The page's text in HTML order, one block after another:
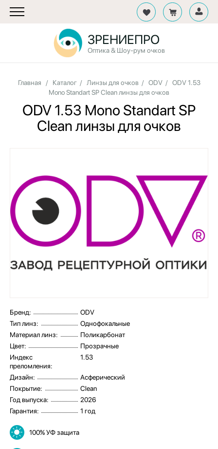
ЗРЕНИЕПРО
Оптика & Шоу-рум очков
Главная / Каталог / Линзы для очков / ODV /ODV 1.53
Mono Standart SP Clean линзы для очков
ODV 1.53 Mono Standart SP
Clean линзы для очков
Бренд:
ODV
Тип линз:
Однофокальные
Материал линз:
Поликарбонат
Цвет:
Прозрачные
Индекс
преломления:
1.53
Дизайн:
Асферический
Покрытие:
Clean
Год выпуска:
2026
Гарантия:
1 год
100% УФ защита